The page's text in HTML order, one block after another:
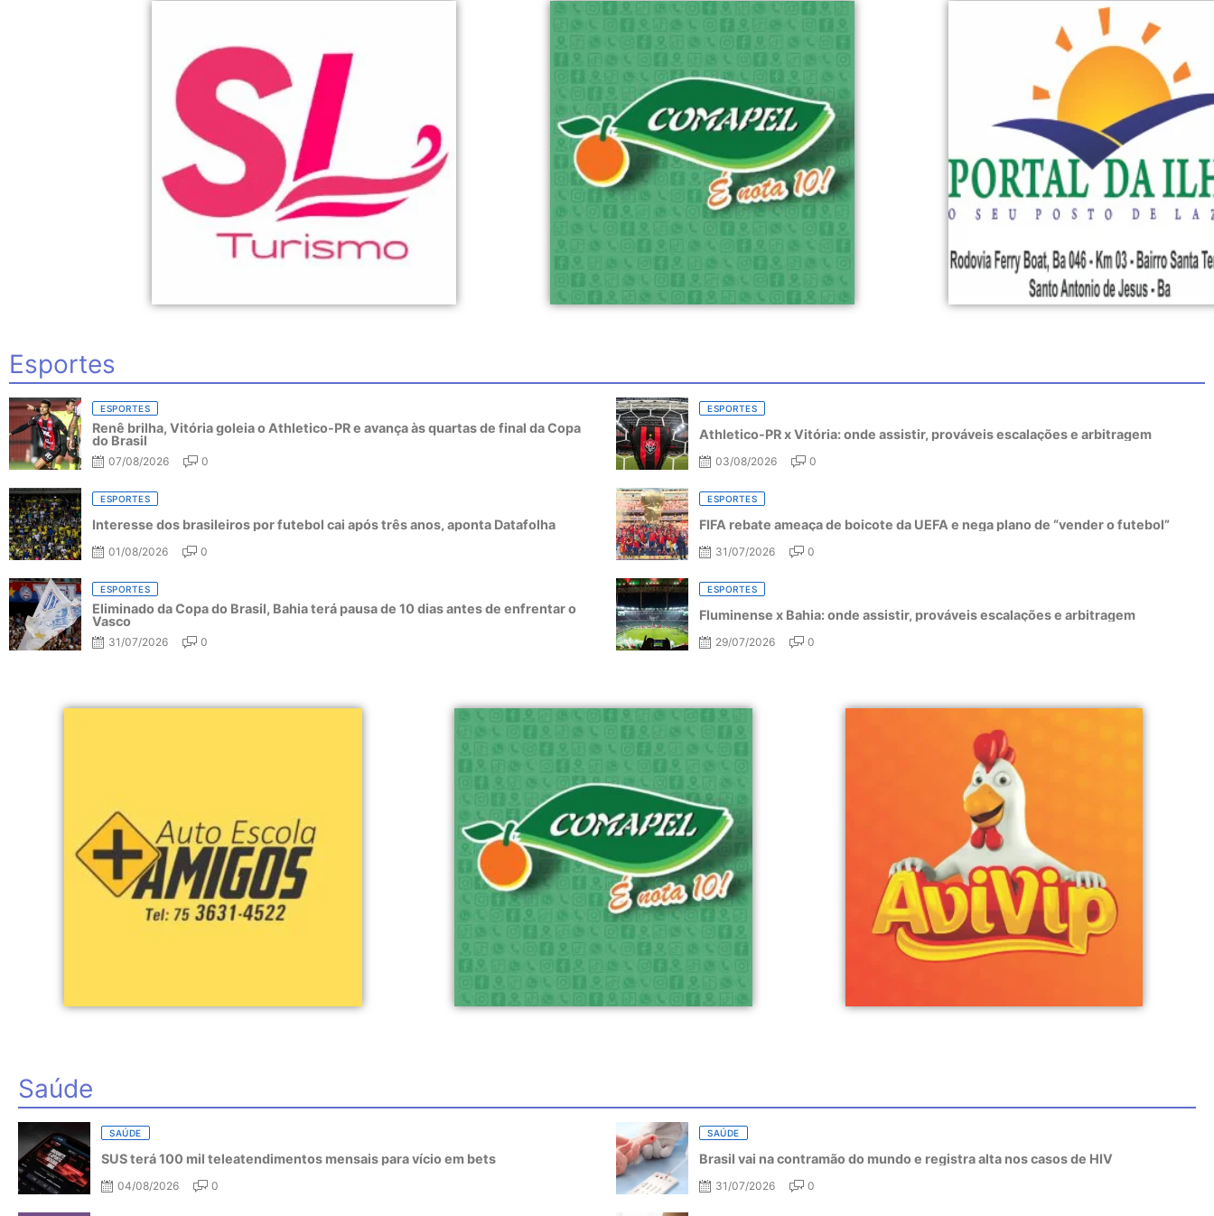
Esportes
ESPORTES
Renê brilha, Vitória goleia o Athletico-PR e avança às quartas de final da Copa
do Brasil
07/08/2026 0
ESPORTES
Athletico-PR x Vitória: onde assistir, prováveis escalações e arbitragem
03/08/2026 0
ESPORTES
Interesse dos brasileiros por futebol cai após três anos, aponta Datafolha
01/08/2026 0
ESPORTES
FIFA rebate ameaça de boicote da UEFA e nega plano de “vender o futebol”
31/07/2026 0
ESPORTES
Eliminado da Copa do Brasil, Bahia terá pausa de 10 dias antes de enfrentar o
Vasco
31/07/2026 0
ESPORTES
Fluminense x Bahia: onde assistir, prováveis escalações e arbitragem
29/07/2026 0
Saúde
SAÚDE
SUS terá 100 mil teleatendimentos mensais para vício em bets
04/08/2026 0
SAÚDE
Brasil vai na contramão do mundo e registra alta nos casos de HIV
31/07/2026 0